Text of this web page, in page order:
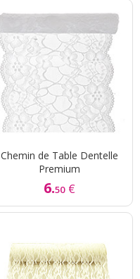
Chemin de Table Dentelle
Premium
6.50 €